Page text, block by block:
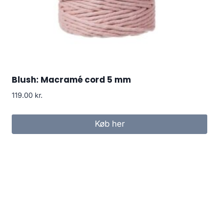
Blush: Macramé cord 5 mm
119.00 kr.
Køb her